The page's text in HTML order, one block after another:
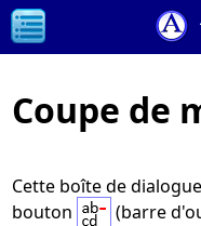
Coupe de
Cette boîte de
bouton
(barre